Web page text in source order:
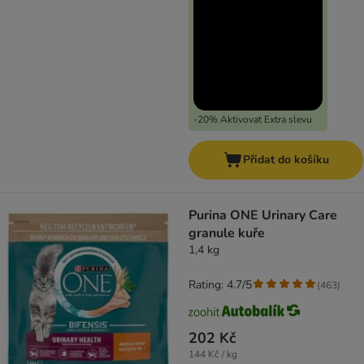
-20% Aktivovat Extra slevu
Přidat do košíku
Purina ONE Urinary Care
granule kuře
1,4 kg
202 Kč
144 Kč / kg
Rating: 4.7/5 (463)